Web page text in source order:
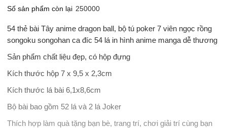
Số sản phẩm còn lại 250000
54 thẻ bài Tây anime dragon ball, bộ tú poker 7 viên ngọc rồng
songoku songohan ca đíc 54 lá in hình anime manga dễ thương
Sản phẩm chất liệu đẹp, có hộp đựng
Kích thước hộp 7 x 9,5 x 2,3cm
Kích thước lá bài 6,1x8,6cm
Bộ bài bao gồm 52 lá và 2 lá Joker
Thích hợp làm quà tặng bạn bè, trang trí, chơi giải trí cùng bạn